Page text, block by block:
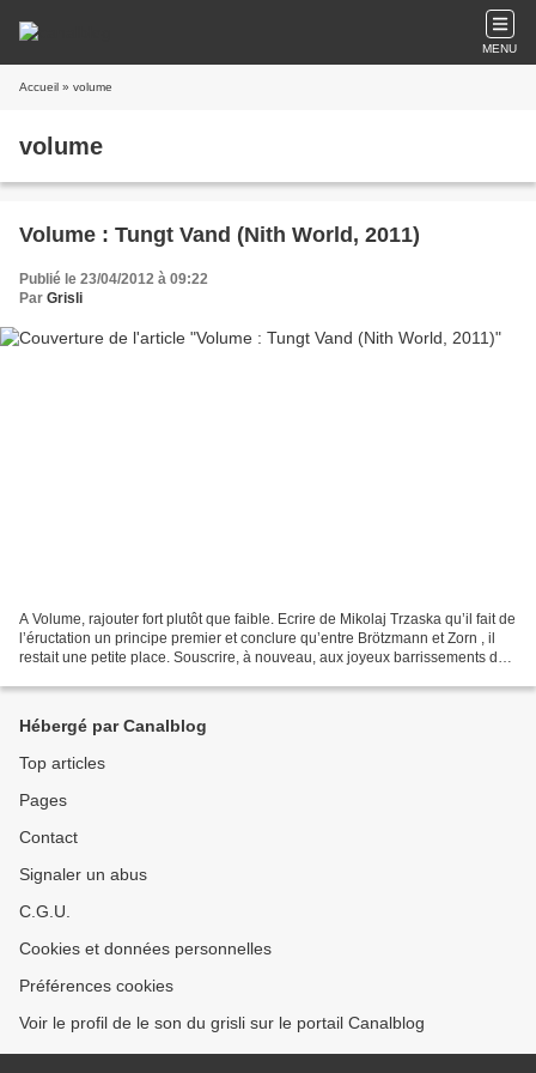
MENU
Accueil » volume
volume
Volume : Tungt Vand (Nith World, 2011)
Publié le 23/04/2012 à 09:22
Par Grisli
A Volume, rajouter fort plutôt que faible. Ecrire de Mikolaj Trzaska qu’il fait de
l’éructation un principe premier et conclure qu’entre Brötzmann et Zorn , il
restait une petite place. Souscrire, à nouveau, aux joyeux barrissements de
Hébergé par Canalblog
Top articles
Pages
Contact
Signaler un abus
C.G.U.
Cookies et données personnelles
Préférences cookies
Voir le profil de le son du grisli sur le portail Canalblog